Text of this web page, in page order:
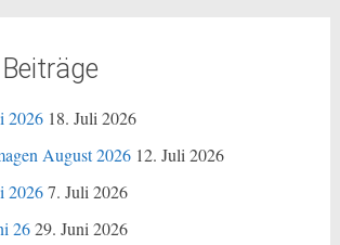
2026 18. Juli 2026
August 2026 12. Juli 2026
20267. Juli 2026
2629. Juni 2026